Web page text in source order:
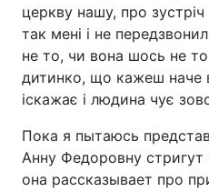
церкву нашу, про
так мені і не
не то, чи вона шось не
дитинко, що кажеш наче
іскажає і людина чує
Пока я пытаюсь
Анну Федоровну
она рассказывает про